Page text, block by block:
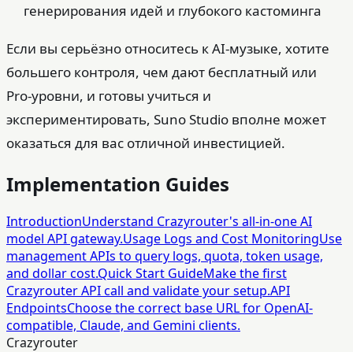
генерирования идей и глубокого кастоминга
Если вы серьёзно относитесь к AI‑музыке, хотите
большего контроля, чем дают бесплатный или
Pro‑уровни, и готовы учиться и
экспериментировать, Suno Studio вполне может
оказаться для вас отличной инвестицией.
Implementation Guides
IntroductionUnderstand Crazyrouter's all-in-one AI
model API gateway.Usage Logs and Cost MonitoringUse
management APIs to query logs, quota, token usage,
and dollar cost.Quick Start GuideMake the first
Crazyrouter API call and validate your setup.API
EndpointsChoose the correct base URL for OpenAI-
compatible, Claude, and Gemini clients.
Crazyrouter